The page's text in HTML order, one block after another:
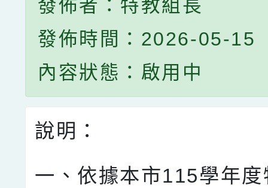
發佈者：特教組長
發佈時間：2026-05-15
內容狀態：啟用中
說明：
一、依據本市115學年